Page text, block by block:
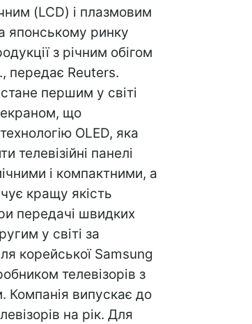
(LCD) і плазмовим
японському ринку
з річним обігом
передає Reuters.
першим у світі
екраном, що
OLED, яка
телевізійні панелі
і компактними, а
кращу якість
передачі швидких
у світі за
корейської Samsung
телевізорів з
Компанія випускає до
на рік. Для